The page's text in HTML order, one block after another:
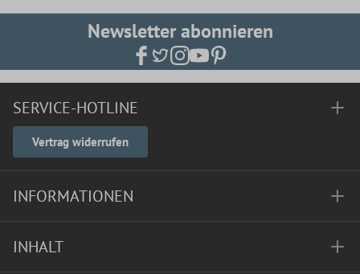
Newsletter abonnieren
SERVICE-HOTLINE
Vertrag widerrufen
INFORMATIONEN
INHALT